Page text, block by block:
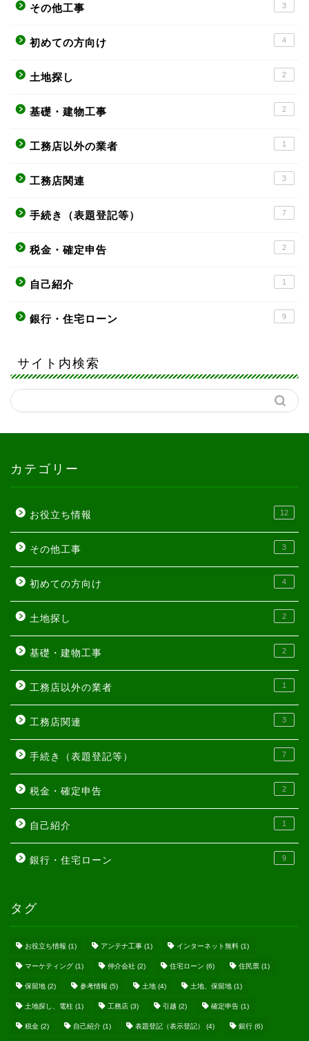
その他工事 3
初めての方向け 4
土地探し 2
基礎・建物工事 2
工務店以外の業者 1
工務店関連 3
手続き（表題登記等） 7
税金・確定申告 2
自己紹介 1
銀行・住宅ローン 9
サイト内検索
カテゴリー
お役立ち情報 12
その他工事 3
初めての方向け 4
土地探し 2
基礎・建物工事 2
工務店以外の業者 1
工務店関連 3
手続き（表題登記等） 7
税金・確定申告 2
自己紹介 1
銀行・住宅ローン 9
タグ
お役立ち情報 (1) アンテナ工事 (1) インターネット無料 (1)
マーケティング (1) 仲介会社 (2) 住宅ローン (6) 住民票 (1)
保留地 (2) 参考情報 (5) 土地 (4) 土地、保留地 (1)
土地探し、電柱 (1) 工務店 (3) 引越 (2) 確定申告 (1)
税金 (2) 自己紹介 (1) 表題登記（表示登記） (4) 銀行 (6)